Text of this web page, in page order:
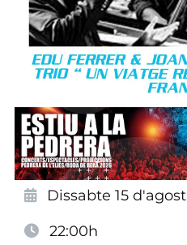
Dissabte 15 d'agost
22:00h